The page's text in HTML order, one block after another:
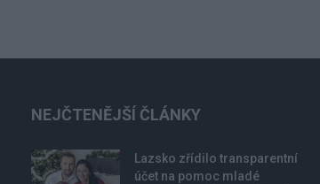
NEJČTENĚJŠÍ ČLÁNKY
Lazsko zřídilo transparentní
účet na pomoc mladé